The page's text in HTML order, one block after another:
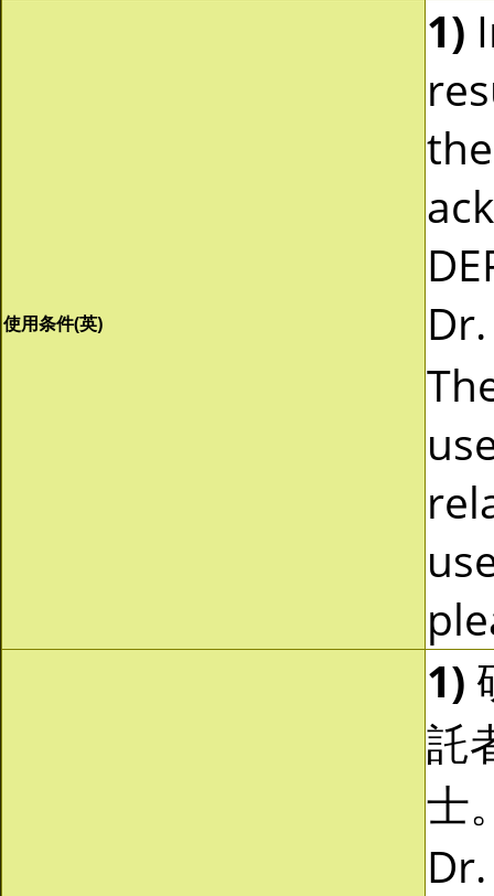
使用条件(英)
1)
1)
託
士